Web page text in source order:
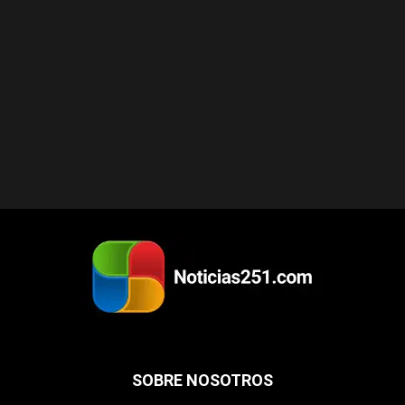
SOBRE NOSOTROS